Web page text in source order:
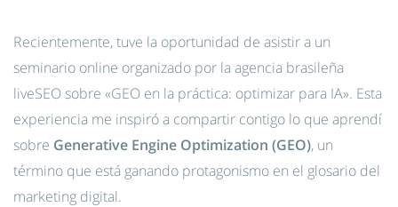
Recientemente, tuve la oportunidad de asistir a un
seminario online organizado por la agencia brasileña
liveSEO sobre «GEO en la práctica: optimizar para IA». Esta
experiencia me inspiró a compartir contigo lo que aprendí
sobre Generative Engine Optimization (GEO), un
término que está ganando protagonismo en el glosario del
marketing digital.